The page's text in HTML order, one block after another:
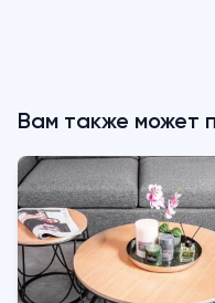
Вам также может